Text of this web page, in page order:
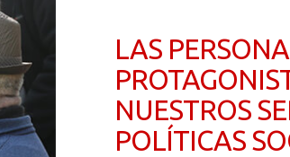
LAS
NUESTROS
POLÍTICAS